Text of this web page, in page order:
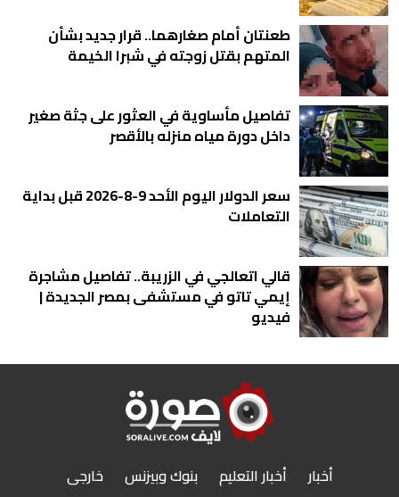
طعنتان أمام صغارهما.. قرار جديد بشأن
المتهم بقتل زوجته في شبرا الخيمة
تفاصيل مأساوية في العثور على جثة صغير
داخل دورة مياه منزله بالأقصر
سعر الدولار اليوم الأحد 9-8-2026 قبل بداية
التعاملات
قالي اتعالجي في الزريبة.. تفاصيل مشاجرة
إيمي تاتو في مستشفى بمصر الجديدة |
فيديو
أخبار أخبار التعليم بنوك وبيزنس خارجى